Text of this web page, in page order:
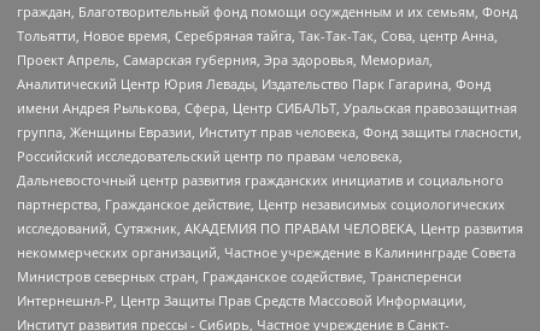
граждан, Благотворительный фонд помощи осужденным и их семьям, Фонд
Тольятти, Новое время, Серебряная тайга, Так-Так-Так, Сова, центр Анна,
Проект Апрель, Самарская губерния, Эра здоровья, Мемориал,
Аналитический Центр Юрия Левады, Издательство Парк Гагарина, Фонд
имени Андрея Рылькова, Сфера, Центр СИБАЛЬТ, Уральская правозащитная
группа, Женщины Евразии, Институт прав человека, Фонд защиты гласности,
Российский исследовательский центр по правам человека,
Дальневосточный центр развития гражданских инициатив и социального
партнерства, Гражданское действие, Центр независимых социологических
исследований, Сутяжник, АКАДЕМИЯ ПО ПРАВАМ ЧЕЛОВЕКА, Центр развития
некоммерческих организаций, Частное учреждение в Калининграде Совета
Министров северных стран, Гражданское содействие, Трансперенси
Интернешнл-Р, Центр Защиты Прав Средств Массовой Информации,
Институт развития прессы - Сибирь, Частное учреждение в Санкт-